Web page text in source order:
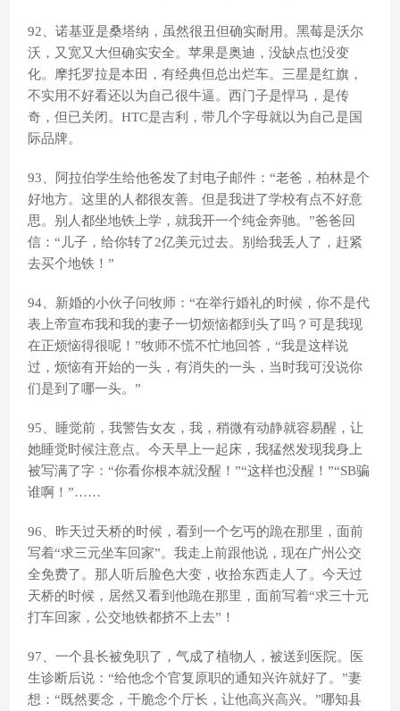
92、诺基亚是桑塔纳，虽然很丑但确实耐用。黑莓是沃尔
沃，又宽又大但确实安全。苹果是奥迪，没缺点也没变
化。摩托罗拉是本田，有经典但总出烂车。三星是红旗，
不实用不好看还以为自己很牛逼。西门子是悍马，是传
奇，但已关闭。HTC是吉利，带几个字母就以为自己是国
际品牌。
93、阿拉伯学生给他爸发了封电子邮件：“老爸，柏林是个
好地方。这里的人都很友善。但是我进了学校有点不好意
思。别人都坐地铁上学，就我开一个纯金奔驰。”爸爸回
信：“儿子，给你转了2亿美元过去。别给我丢人了，赶紧
去买个地铁！”
94、新婚的小伙子问牧师：“在举行婚礼的时候，你不是代
表上帝宣布我和我的妻子一切烦恼都到头了吗？可是我现
在正烦恼得很呢！”牧师不慌不忙地回答，“我是这样说
过，烦恼有开始的一头，有消失的一头，当时我可没说你
们是到了哪一头。”
95、睡觉前，我警告女友，我，稍微有动静就容易醒，让
她睡觉时候注意点。今天早上一起床，我猛然发现我身上
被写满了字：“你看你根本就没醒！”“这样也没醒！”“SB骗
谁啊！”……
96、昨天过天桥的时候，看到一个乞丐的跪在那里，面前
写着“求三元坐车回家”。我走上前跟他说，现在广州公交
全免费了。那人听后脸色大变，收拾东西走人了。今天过
天桥的时候，居然又看到他跪在那里，面前写着“求三十元
打车回家，公交地铁都挤不上去”！
97、一个县长被免职了，气成了植物人，被送到医院。医
生诊断后说：“给他念个官复原职的通知兴许就好了。”妻
想：“既然要念，干脆念个厅长，让他高兴高兴。”哪知县